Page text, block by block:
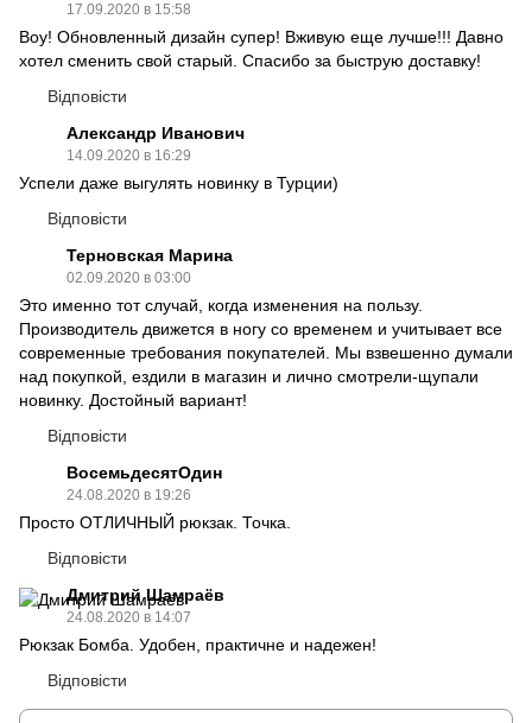
17.09.2020 в 15:58
Воу! Обновленный дизайн супер! Вживую еще лучше!!! Давно
хотел сменить свой старый. Спасибо за быструю доставку!
Відповісти
Александр Иванович
14.09.2020 в 16:29
Успели даже выгулять новинку в Турции)
Відповісти
Терновская Марина
02.09.2020 в 03:00
Это именно тот случай, когда изменения на пользу.
Производитель движется в ногу со временем и учитывает все
современные требования покупателей. Мы взвешенно думали
над покупкой, ездили в магазин и лично смотрели-щупали
новинку. Достойный вариант!
Відповісти
ВосемьдесятОдин
24.08.2020 в 19:26
Просто ОТЛИЧНЫЙ рюкзак. Точка.
Відповісти
Дмитрий Шамраёв
24.08.2020 в 14:07
Рюкзак Бомба. Удобен, практичне и надежен!
Відповісти